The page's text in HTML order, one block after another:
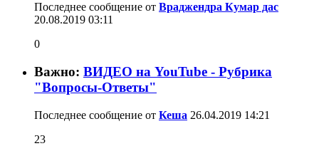
Последнее сообщение от Враджендра Кумар дас
20.08.2019 03:11
0
Важно: ВИДЕО на YouTube - Рубрика
"Вопросы-Ответы"
Последнее сообщение от Кеша 26.04.2019 14:21
23